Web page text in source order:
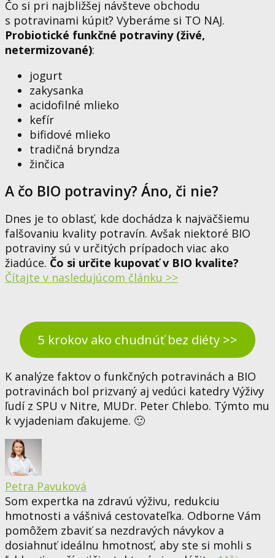
Čo si pri najbližšej návšteve obchodu
s potravinami kúpiť? Vyberáme si TO NAJ.
Probiotické funkčné potraviny (živé,
netermizované):
jogurt
zakysanka
acidofilné mlieko
kefír
bifidové mlieko
tradičná bryndza
žinčica
A čo BIO potraviny? Áno, či nie?
Dnes je to oblasť, kde dochádza k najväčšiemu
falšovaniu kvality potravín. Avšak niektoré BIO
potraviny sú v určitých prípadoch viac ako
žiadúce. Čo si určite kupovať v BIO kvalite?
Čítajte v nasledujúcom článku >>
5 krokov ako chudnúť bez diéty >>
K analýze faktov o funkčných potravinách a BIO
potravinách bol prizvaný aj vedúci katedry Výživy
ľudí z SPU v Nitre, MUDr. Peter Chlebo. Týmto mu
k vyjadeniam ďakujeme. 🙂
Petra Pavuková
Som expertka na zdravú výživu, redukciu
hmotnosti a vášnivá cestovateľka. Odborne Vám
pomôžem zbaviť sa nezdravých návykov a
dosiahnuť ideálnu hmotnosť, aby ste si mohli s